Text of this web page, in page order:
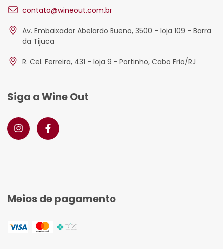
contato@wineout.com.br
Av. Embaixador Abelardo Bueno, 3500 - loja 109 - Barra
da Tijuca
R. Cel. Ferreira, 431 - loja 9 - Portinho, Cabo Frio/RJ
Siga a Wine Out
Meios de pagamento